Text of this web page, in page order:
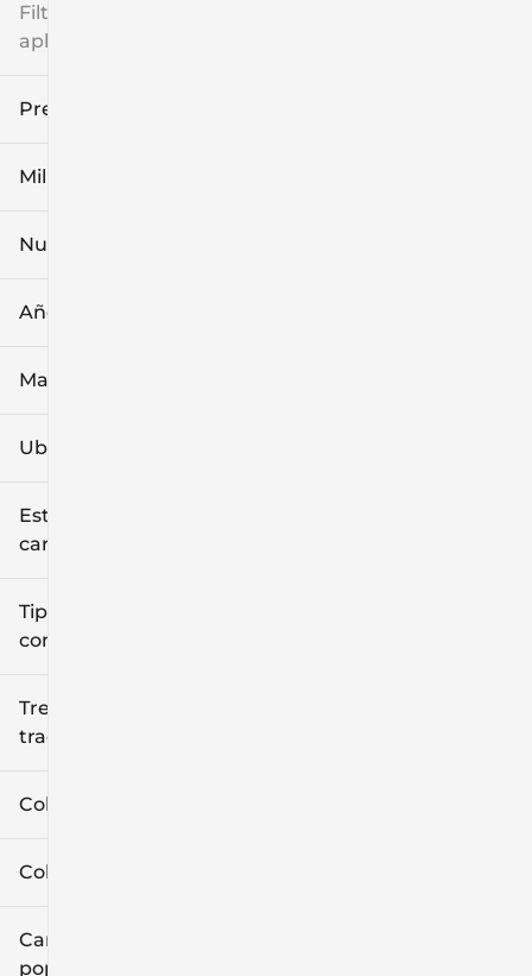
Filtros
aplicados
Precio
Millaje
Nuevo o usado
Año
Marca
Ubicación
Estilo de
carrocería
Tipo de
combustible
Tren de
tracción
Color exterior
Color interior
Características
populares